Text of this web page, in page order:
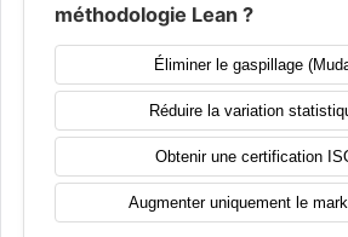
méthodologie Lean ?
Éliminer le gaspillage
Réduire la variation
Obtenir une certification
Augmenter uniquement le